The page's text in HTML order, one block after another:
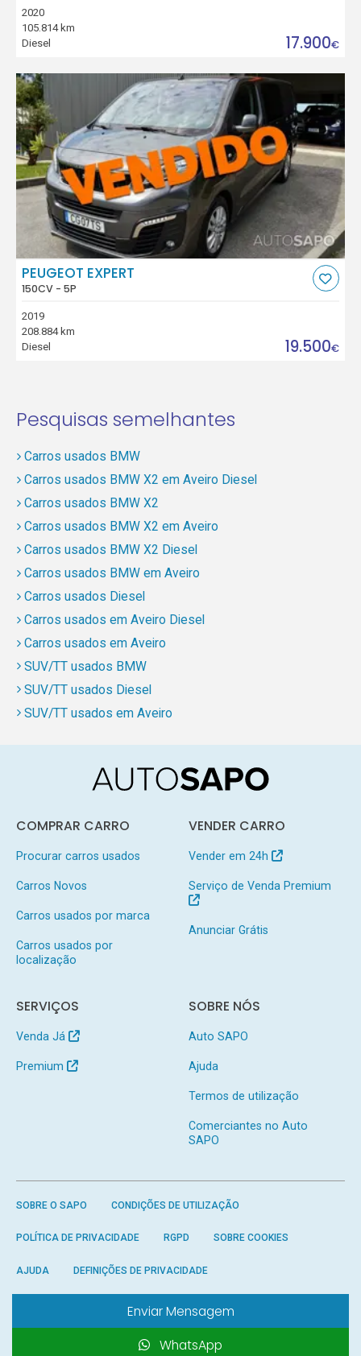
Enviar Mensagem
WhatsApp
2020
105.814 km
Diesel
17.900€
PEUGEOT EXPERT
150CV - 5P
2019
208.884 km
Diesel
19.500€
Pesquisas semelhantes
Carros usados BMW
Carros usados BMW X2 em Aveiro Diesel
Carros usados BMW X2
Carros usados BMW X2 em Aveiro
Carros usados BMW X2 Diesel
Carros usados BMW em Aveiro
Carros usados Diesel
Carros usados em Aveiro Diesel
Carros usados em Aveiro
SUV/TT usados BMW
SUV/TT usados Diesel
SUV/TT usados em Aveiro
COMPRAR CARRO
Procurar carros usados
Carros Novos
Carros usados por marca
Carros usados por
localização
VENDER CARRO
Vender em 24h
Serviço de Venda Premium
Anunciar Grátis
SERVIÇOS
Venda Já
Premium
SOBRE NÓS
Auto SAPO
Ajuda
Termos de utilização
Comerciantes no Auto
SAPO
SOBRE O SAPO CONDIÇÕES DE UTILIZAÇÃO
POLÍTICA DE PRIVACIDADE RGPD SOBRE COOKIES
AJUDA DEFINIÇÕES DE PRIVACIDADE